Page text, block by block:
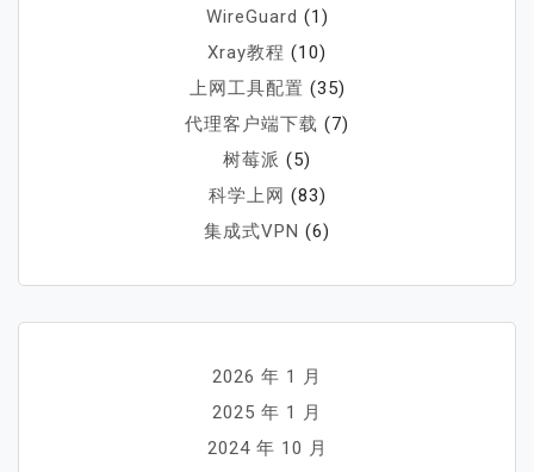
WireGuard (1)
Xray教程 (10)
上网工具配置 (35)
代理客户端下载 (7)
树莓派 (5)
科学上网 (83)
集成式VPN (6)
2026 年 1 月
2025 年 1 月
2024 年 10 月